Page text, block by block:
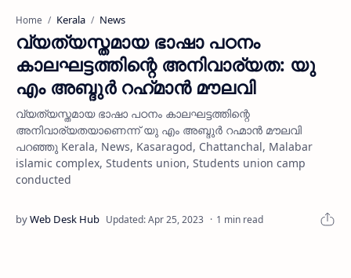
Home Kerala News
വ്യത്യസ്തമായ ഭാഷാ പഠനം
കാലഘട്ടത്തിന്റെ അനിവാര്യത: യു
എം അബ്ദുര്‍ റഹ്‌മാൻ മൗലവി
വ്യത്യസ്തമായ ഭാഷാ പഠനം കാലഘട്ടത്തിന്റെ
അനിവാര്യതയാണെന്ന് യു എം അബ്ദുര്‍ റഹ്മാന്‍ മൗലവി
പറഞ്ഞു Kerala, News, Kasaragod, Chattanchal, Malabar
islamic complex, Students union, Students union camp
conducted
1 min read